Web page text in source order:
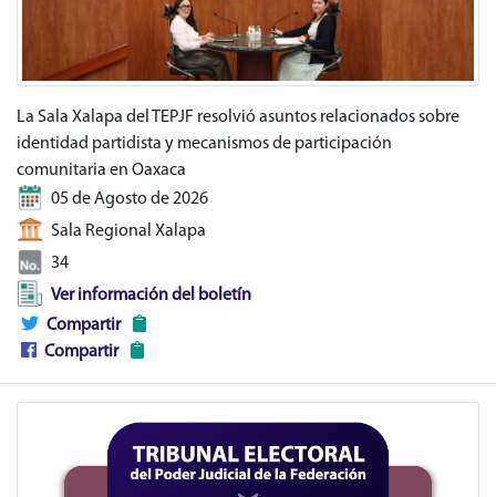
La Sala Xalapa del TEPJF resolvió asuntos relacionados sobre
identidad partidista y mecanismos de participación
comunitaria en Oaxaca
05 de Agosto de 2026
Sala Regional Xalapa
34
Ver información del boletín
Compartir
Compartir